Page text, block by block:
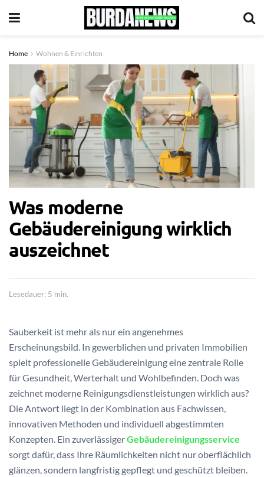
Home Wohnen & Einrichten
Was moderne
Gebäudereinigung wirklich
auszeichnet
Lesedauer: 5 min.
Sauberkeit ist mehr als nur ein angenehmes
Erscheinungsbild. In gewerblichen und privaten Immobilien
spielt professionelle Gebäudereinigung eine zentrale Rolle
für Gesundheit, Werterhalt und Wohlbefinden. Doch was
zeichnet moderne Reinigungsdienstleistungen wirklich aus?
Die Antwort liegt in der Kombination aus Fachwissen,
innovativen Methoden und individuell abgestimmten
Konzepten. Ein zuverlässigerGebäudereinigungsservice
sorgt dafür, dass Ihre Räumlichkeiten nicht nur oberflächlich
glänzen, sondern langfristig gepflegt und geschützt bleiben.